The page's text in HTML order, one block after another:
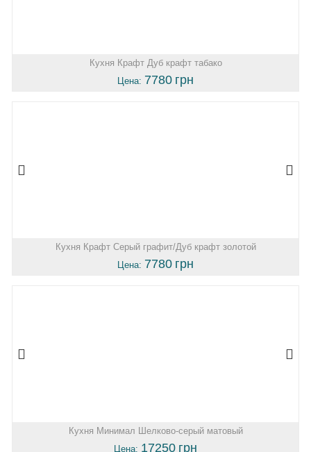
Кухня Крафт Дуб крафт табако
Цена: 7780 грн
Кухня Крафт Серый графит/Дуб крафт золотой
Цена: 7780 грн
Кухня Минимал Шелково-серый матовый
Цена: 17250 грн